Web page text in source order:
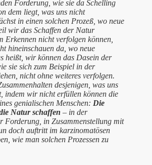
Forderung, wie sie da Schelling
dem liegt, was uns nicht
in einen solchen Prozeß, wo neue
wir das Schaffen der Natur
Erkennen nicht verfolgen können,
hineinschauen da, wo neue
heißt, wir können das Dasein der
sie sich zum Beispiel in der
nicht ohne weiteres verfolgen.
desjenigen, was uns
indem wir nicht erfüllen können die
genialischen Menschen: Die
Natur schaffen – in der
Forderung, in Zusammenstellung mit
doch auftritt im karzinomatösen
wie man solchen Prozessen zu